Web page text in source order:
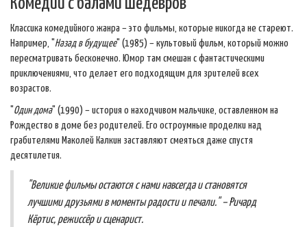
Комедии с балами шедевров
Классика комедийного жанра – это фильмы, которые никогда не стареют.
Например, "Назад в будущее" (1985) – культовый фильм, который можно
пересматривать бесконечно. Юмор там смешан с фантастическими
приключениями, что делает его подходящим для зрителей всех
возрастов.
"Один дома" (1990) – история о находчивом мальчике, оставленном на
Рождество в доме без родителей. Его остроумные проделки над
грабителями Маколей Калкин заставляют смеяться даже спустя
десятилетия.
"Великие фильмы остаются с нами навсегда и становятся
лучшими друзьями в моменты радости и печали." – Ричард
Кёртис, режиссёр и сценарист.